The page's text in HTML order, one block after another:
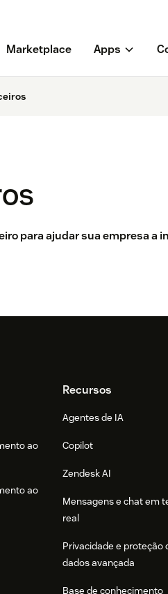
Marketplace Apps
para ajudar sua empresa a
ao
ao
Recursos
Agentes de IA
Copilot
Zendesk AI
Mensagens e chat em
real
Privacidade e proteção
dados avançada
Base de conhecimento